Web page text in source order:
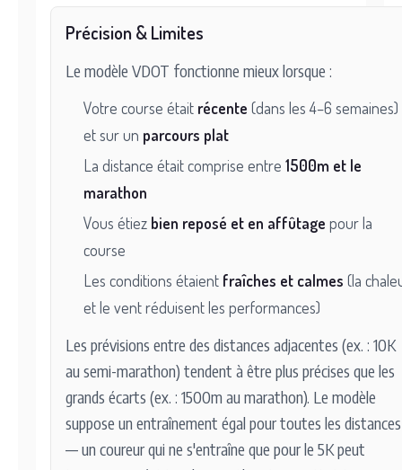
Précision & Limites
Le modèle VDOT fonctionne mieux lorsque :
Votre course était récente (dans les 4–6 semaines)
et sur un parcours plat
La distance était comprise entre 1500m et le
marathon
Vous étiez bien reposé et en affûtage pour la
course
Les conditions étaient fraîches et calmes (la
et le vent réduisent les performances)
Les prévisions entre des distances adjacentes (ex. : 10K
au semi-marathon) tendent à être plus précises que les
grands écarts (ex. : 1500m au marathon). Le modèle
suppose un entraînement égal pour toutes les distances
— un coureur qui ne s'entraîne que pour le 5K peut